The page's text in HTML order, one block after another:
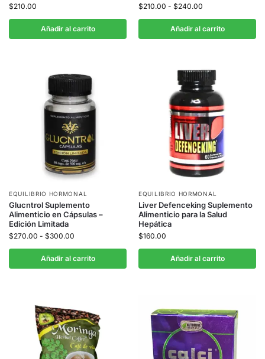
$210.00
Añadir al carrito
$210.00 - $240.00
Añadir al carrito
EQUILIBRIO HORMONAL
Glucntrol Suplemento
Alimenticio en Cápsulas –
Edición Limitada
$270.00 - $300.00
Añadir al carrito
EQUILIBRIO HORMONAL
Liver Defenceking Suplemento
Alimenticio para la Salud
Hepática
$160.00
Añadir al carrito